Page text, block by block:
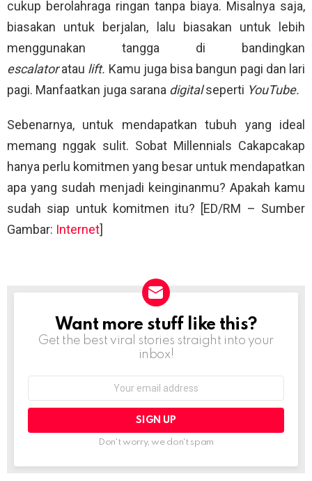
cukup berolahraga ringan tanpa biaya. Misalnya saja,
biasakan untuk berjalan, lalu biasakan untuk lebih
menggunakan tangga di bandingkan
escalatoratau lift. Kamu juga bisa bangun pagi dan lari
pagi. Manfaatkan juga sarana digitalseperti YouTube.
Sebenarnya, untuk mendapatkan tubuh yang ideal
memang nggak sulit. Sobat Millennials Cakapcakap
hanya perlu komitmen yang besar untuk mendapatkan
apa yang sudah menjadi keinginanmu? Apakah kamu
sudah siap untuk komitmen itu? [ED/RM – Sumber
Gambar: Internet]
NEWSLETTER
Want more stuff like this?
Get the best viral stories straight into your
inbox!
Don't worry, we don't spam